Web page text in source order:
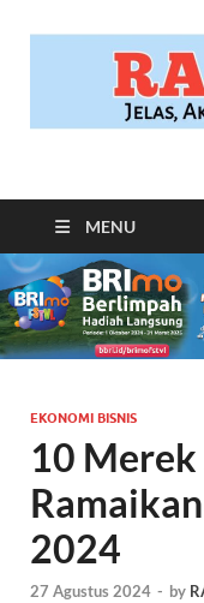
MENU
EKONOMI BISNIS
10
2024
27 Agustus 2024 - by